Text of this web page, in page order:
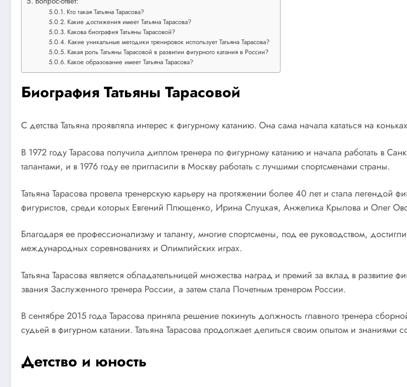
Кто такая Татьяна Тарасова?
Какие достижения имеет Татьяна Тарасова?
Какова биография Татьяны Тарасовой?
Какие уникальные методики тренировок использует Татьяна Тарасова?
Какая роль Татьяны Тарасовой в развитии фигурного катания в России?
Какое образование имеет Татьяна Тарасова?
Биография Татьяны Тарасовой
С детства Татьяна проявляла интерес к фигурному катанию. Она сама начала кататься на
В 1972 году Тарасова получила диплом тренера по фигурному катанию и начала работать в
талантами, и в 1976 году ее пригласили в Москву работать с лучшими спортсменами страны.
Татьяна Тарасова провела тренерскую карьеру на протяжении более 40 лет и стала легендой
фигуристов, среди которых Евгений Плющенко, Ирина Слуцкая, Анжелика Крылова и Олег
Благодаря ее профессионализму и таланту, многие спортсмены, под ее руководством,
международных соревнованиях и Олимпийских играх.
Татьяна Тарасова является обладательницей множества наград и премий за вклад в развитие
звания Заслуженного тренера России, а затем стала Почетным тренером России.
В сентябре 2015 года Тарасова приняла решение покинуть должность главного тренера
судьей в фигурном катании. Татьяна Тарасова продолжает делиться своим опытом и
Детство и юность